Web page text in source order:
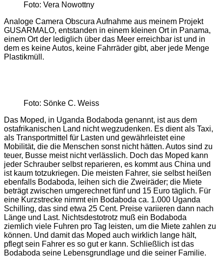
Foto: Vera Nowottny
Analoge Camera Obscura Aufnahme aus meinem Projekt
GUSARMALO, entstanden in einem kleinen Ort in Panama,
einem Ort der lediglich über das Meer erreichbar ist und in
dem es keine Autos, keine Fahrräder gibt, aber jede Menge
Plastikmüll.
Foto: Sönke C. Weiss
Das Moped, in Uganda Bodaboda genannt, ist aus dem
ostafrikanischen Land nicht wegzudenken. Es dient als Taxi,
als Transportmittel für Lasten und gewährleistet eine
Mobilität, die die Menschen sonst nicht hätten. Autos sind zu
teuer, Busse meist nicht verlässlich. Doch das Moped kann
jeder Schrauber selbst reparieren, es kommt aus China und
ist kaum totzukriegen. Die meisten Fahrer, sie selbst heißen
ebenfalls Bodaboda, leihen sich die Zweiräder; die Miete
beträgt zwischen umgerechnet fünf und 15 Euro täglich. Für
eine Kurzstrecke nimmt ein Bodaboda ca. 1.000 Uganda
Schilling, das sind etwa 25 Cent. Preise variieren dann nach
Länge und Last. Nichtsdestotrotz muß ein Bodaboda
ziemlich viele Fuhren pro Tag leisten, um die Miete zahlen zu
können. Und damit das Moped auch wirklich lange hält,
pflegt sein Fahrer es so gut er kann. Schließlich ist das
Bodaboda seine Lebensgrundlage und die seiner Familie.